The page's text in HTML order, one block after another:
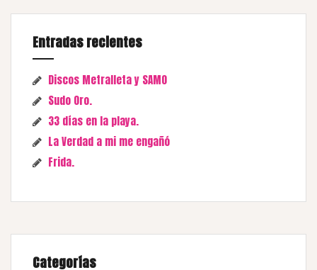
Entradas recientes
Discos Metralleta y SAMO
Sudo Oro.
33 días en la playa.
La Verdad a mi me engañó
Frida.
Categorías